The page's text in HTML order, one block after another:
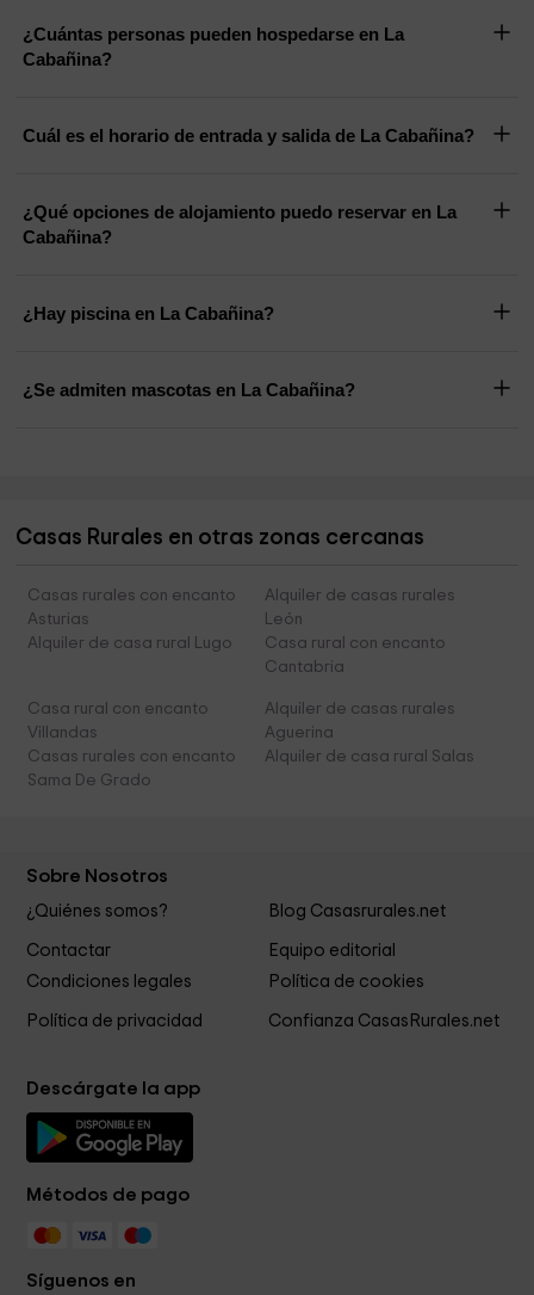
¿Cuántas personas pueden hospedarse en La
Cabañina?
Cuál es el horario de entrada y salida de La Cabañina?
¿Qué opciones de alojamiento puedo reservar en La
Cabañina?
¿Hay piscina en La Cabañina?
¿Se admiten mascotas en La Cabañina?
Casas Rurales en otras zonas cercanas
Casas rurales con encanto
Asturias
Alquiler de casas rurales
León
Alquiler de casa rural Lugo
Casa rural con encanto
Cantabria
Casa rural con encanto
Villandas
Alquiler de casas rurales
Aguerina
Casas rurales con encanto
Sama De Grado
Alquiler de casa rural Salas
Sobre Nosotros
¿Quiénes somos? Blog Casasrurales.net
Contactar
Equipo editorial
Condiciones legales
Política de cookies
Política de privacidad Confianza CasasRurales.net
Descárgate la app
Métodos de pago
Síguenos en